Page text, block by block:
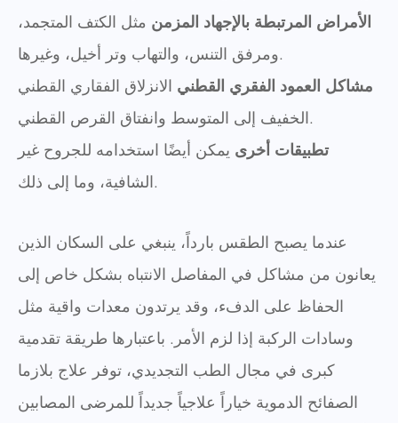
الأمراض المرتبطة بالإجهاد المزمن مثل الكتف المتجمد،
ومرفق التنس، والتهاب وتر أخيل، وغيرها.
مشاكل العمود الفقري القطني الانزلاق الفقاري القطني
الخفيف إلى المتوسط وانفتاق القرص القطني.
تطبيقات أخرى يمكن أيضًا استخدامه للجروح غير
الشافية، وما إلى ذلك.
عندما يصبح الطقس بارداً، ينبغي على السكان الذين
يعانون من مشاكل في المفاصل الانتباه بشكل خاص إلى
الحفاظ على الدفء، وقد يرتدون معدات واقية مثل
وسادات الركبة إذا لزم الأمر. باعتبارها طريقة تقدمية
كبرى في مجال الطب التجديدي، توفر علاج بلازما
الصفائح الدموية خياراً علاجياً جديداً للمرضى المصابين